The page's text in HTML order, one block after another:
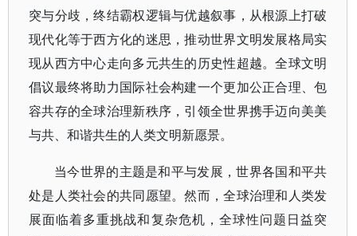
突与分歧，终结霸权逻辑与优越叙事，从根源上打破
现代化等于西方化的迷思，推动世界文明发展格局实
现从西方中心走向多元共生的历史性超越。全球文明
倡议最终将助力国际社会构建一个更加公正合理、包
容共存的全球治理新秩序，引领全世界携手迈向美美
与共、和谐共生的人类文明新愿景。
当今世界的主题是和平与发展，世界各国和平共
处是人类社会的共同愿望。然而，全球治理和人类发
展面临着多重挑战和复杂危机，全球性问题日益突